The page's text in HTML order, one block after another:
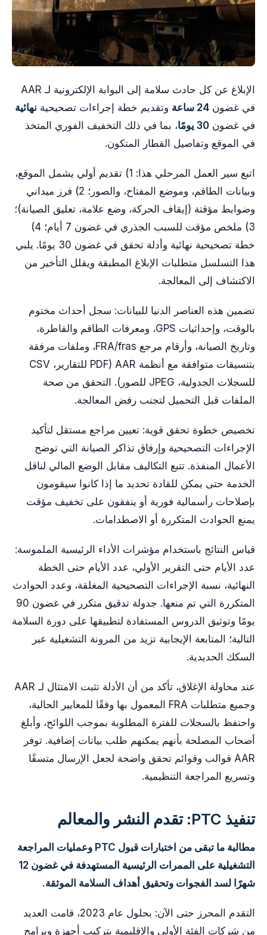
الإبلاغ عن كل حادث سلامة إلى البوابة الإلكترونية لـ AAR
في غضون 24 ساعة وتقديم خطة إجراءات تصحيحية نهائية
في غضون 30 يومًا
، بما في ذلك التخفيف الفوري المتخذ
في الموقع وتفاصيل القطار المتكون.
اتبع سير العمل المرحلي هذا: 1) تقديم أولي يشمل الموقع،
وبيانات الطاقم، وموضع المفتاح، والصور؛ 2) فرز ميداني
وضوابط مؤقتة (إيقاف الحركة، وضع علامة، تعليق الصيانة)؛
3) ملخص مؤقت للسبب الجذري في غضون 7 أيام؛ 4)
خطة تصحيحية نهائية وأدلة تحقق في غضون 30 يومًا. يلبي
هذا التسلسل متطلبات الإبلاغ المطبقة ويقلل التأخير من
الاكتشاف إلى المعالجة.
تضمين هذه العناصر الدنيا للبيانات: سجل أحداث مختوم
بالوقت، وإحداثيات GPS، ومعرفات الطاقم والقاطرة،
وتاريخ الصيانة، وأرقام مرجع FRA/fras، وملفات مرفقة
بتنسيقات متوافقة مع أنظمة AAR (PDF للتقارير، CSV
للسجلات الجدولية، JPEG للصور). التحقق من صحة
الملفات قبل التحميل لتجنب رفض المعالجة.
تخصيص خطوة تحقق قوية: تعيين مراجع مستقل لتأكيد
الإجراءات التصحيحية وإرفاق تذاكر الصيانة التي توضح
الأعمال المنفذة. تتبع التكاليف مقابل الوضع المالي لناقل
الخدمة حتى يمكن للقادة تحديد ما إذا كانوا سيقومون
بإصلاحات رأسمالية فورية أو ينفقون على تخفيف مؤقت
يمنع الحوادث المتكررة أو الاصطدامات.
قياس النتائج باستخدام مؤشرات الأداء الرئيسية الملموسة:
عدد الأيام حتى التقرير الأولي، عدد الأيام حتى الخطة
النهائية، نسبة الإجراءات التصحيحية المغلقة، وعدد الحوادث
المتكررة التي تم منعها. جدولة تدقيق متكرر في غضون 90
يومًا وتوثيق الدروس المستفادة لتطبيقها على دورة السلامة
التالية؛ المتابعة الإيجابية تزيد من المرونة التشغيلية عبر
السكك الحديدية.
عند محاولة الإغلاق، تأكد من أن الأدلة تثبت الامتثال لـ AAR
وجميع متطلبات FRA المعمول بها وفقًا للمعايير الحالية،
واحتفظ بالسجلات للفترة المطلوبة بموجب اللوائح، وأبلغ
أصحاب المصلحة بأنهم يمكنهم طلب بيانات إضافية. توفر
AAR قوالب وقوائم تحقق واضحة لجعل الإرسال متسقًا
وتسريع المراجعة التنظيمية.
تنفيذ PTC: تقدم النشر والمعالم
مطالبة ما تبقى من اختبارات قبول PTC وعمليات المراجعة
التشغيلية على الممرات الرئيسية المستهدفة في غضون 12
شهرًا لسد الفجوات وتحقيق أهداف السلامة الموثقة.
التقدم المحرز حتى الآن: بحلول عام 2023، قامت العديد
من شركات الفئة الأولى والإقليمية بتركيب أجهزة وبرامج